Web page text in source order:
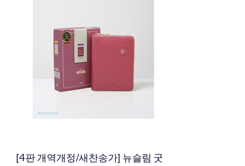
[4판 개역개정/새찬송가] 뉴슬림 굿